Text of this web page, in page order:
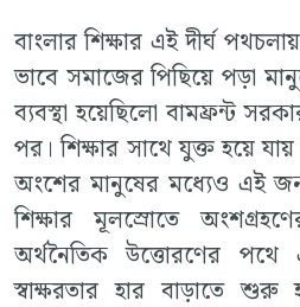
বাংলার শিক্ষার এই দীর্ঘ
ভাবে সমাজের পিছিয়ে পড়া
ব্যবস্থা হয়েছিলো বামফ্রন্ট
পর। শিক্ষার সাথে যুক্ত হয়ে যায়
অংশের মানুষের মধ্যেও এই
শিক্ষার মূলস্রোতে
অর্থনৈতিক উত্তোরণের
স্বাক্ষরতার হার বাড়াতে শুরু